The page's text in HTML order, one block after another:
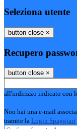
Seleziona utente
button close ×
Recupero
button close ×
all'indirizzo indicato con
Non hai una e-mail
tramite la Login Spaggiari